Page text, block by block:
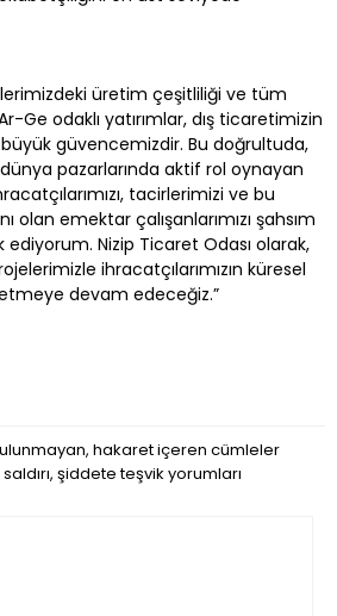
üretim çeşitliliği ve tüm
Ge odaklı yatırımlar, dış ticaretimizin
güvencemizdir. Bu doğrultuda,
dünya pazarlarında aktif rol oynayan
tacirlerimizi ve bu
olan emektar çalışanlarımızı şahsım
ediyorum. Nizip Ticaret Odası olarak,
ihracatçılarımızın küresel
devam edeceğiz.”
hakaret içeren cümleler
şiddete teşvik yorumları